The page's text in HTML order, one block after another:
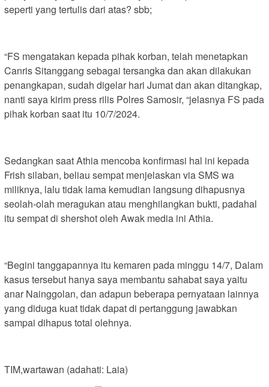
seperti yang tertulis dari atas? sbb;
“FS mengatakan kepada pihak korban, telah menetapkan
Canris Sitanggang sebagai tersangka dan akan dilakukan
penangkapan, sudah digelar hari Jumat dan akan ditangkap,
nanti saya kirim press rilis Polres Samosir, “jelasnya FS pada
pihak korban saat itu 10/7/2024.
Sedangkan saat Athia mencoba konfirmasi hal ini kepada
Frish silaban, beliau sempat menjelaskan via SMS wa
miliknya, lalu tidak lama kemudian langsung dihapusnya
seolah-olah meragukan atau menghilangkan bukti, padahal
itu sempat di shershot oleh Awak media ini Athia.
“Begini tanggapannya itu kemaren pada minggu 14/7, Dalam
kasus tersebut hanya saya membantu sahabat saya yaitu
anar Nainggolan, dan adapun beberapa pernyataan lainnya
yang diduga kuat tidak dapat di pertanggung jawabkan
sampai dihapus total olehnya.
TIM,wartawan (adahati: Laia)